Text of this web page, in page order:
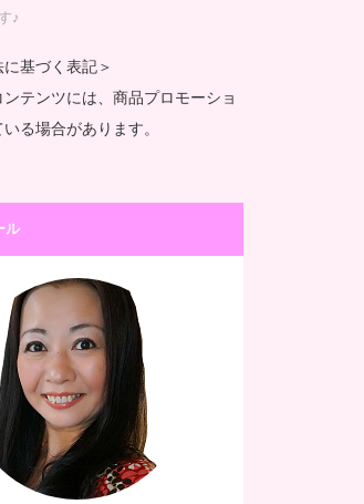
♪
に基づく表記＞
テンツには、商品プロモーショ
る場合があります。
ル